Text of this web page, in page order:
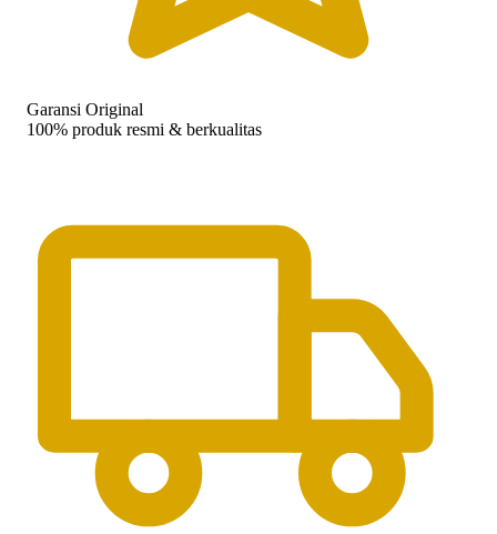
Garansi Original
100% produk resmi & berkualitas